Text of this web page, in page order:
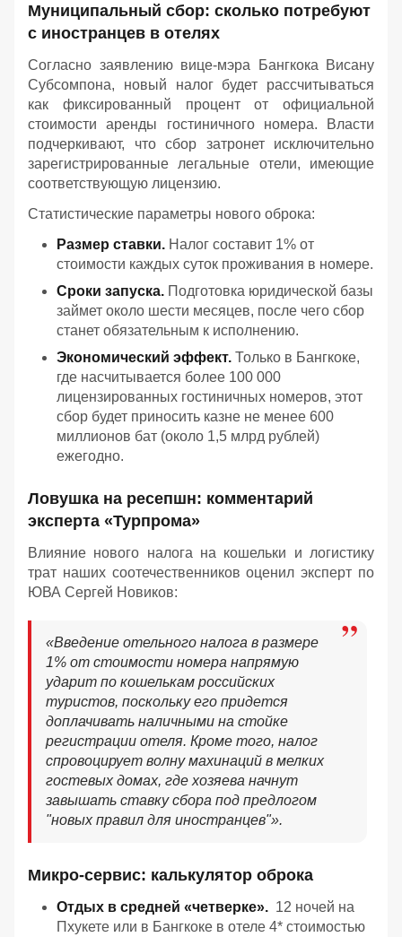
Муниципальный сбор: сколько потребуют
с иностранцев в отелях
Согласно заявлению вице-мэра Бангкока Висану
Субсомпона, новый налог будет рассчитываться
как фиксированный процент от официальной
стоимости аренды гостиничного номера. Власти
подчеркивают, что сбор затронет исключительно
зарегистрированные легальные отели, имеющие
соответствующую лицензию.
Статистические параметры нового оброка:
Размер ставки. Налог составит 1% от
стоимости каждых суток проживания в номере.
Сроки запуска. Подготовка юридической базы
займет около шести месяцев, после чего сбор
станет обязательным к исполнению.
Экономический эффект. Только в Бангкоке,
где насчитывается более 100 000
лицензированных гостиничных номеров, этот
сбор будет приносить казне не менее 600
миллионов бат (около 1,5 млрд рублей)
ежегодно.
Ловушка на ресепшн: комментарий
эксперта «Турпрома»
Влияние нового налога на кошельки и логистику
трат наших соотечественников оценил эксперт по
ЮВА Сергей Новиков:
«Введение отельного налога в размере
1% от стоимости номера напрямую
ударит по кошелькам российских
туристов, поскольку его придется
доплачивать наличными на стойке
регистрации отеля. Кроме того, налог
спровоцирует волну махинаций в мелких
гостевых домах, где хозяева начнут
завышать ставку сбора под предлогом
"новых правил для иностранцев"».
Микро-сервис: калькулятор оброка
Отдых в средней «четверке». 12 ночей на
Пхукете или в Бангкоке в отеле 4* стоимостью